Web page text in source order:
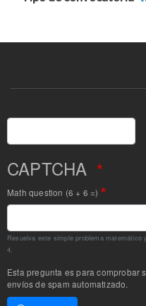
Buscar
CAPTCHA
Math question (6 + 6 =)
Resuelva este simple problema
4.
Esta pregunta es para comprobar
envíos de spam automatizado.